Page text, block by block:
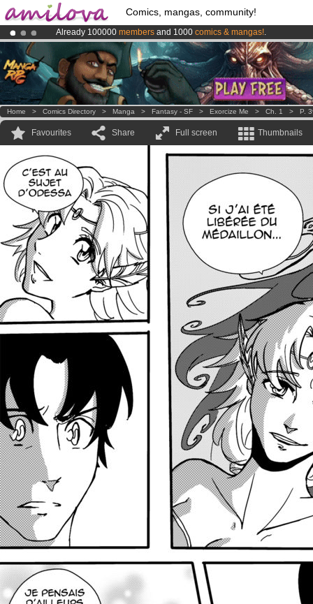
Comics, mangas, community!
Already 100000 members and 1000 comics & mangas!.
AmilovaKickstarter is now LIVE!.
Premium membership from3.95 euros per month !Get membership
Home > Comics Directory > Manga > Fantasy - SF > Exorcize Me > Ch. 1 > P.
Favourites Share Full screen Thumbnails